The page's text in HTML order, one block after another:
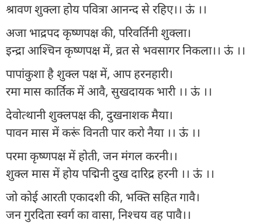
श्रावण शुक्ला होय पवित्रा आनन्द से रहिए।। ऊं ।।
अजा भाद्रपद कृष्णपक्ष की, परिवर्तिनी शुक्ला।
इन्द्रा आश्चिन कृष्णपक्ष में, व्रत से भवसागर निकला।। ऊं ।।
पापांकुशा है शुक्ल पक्ष में, आप हरनहारी।
रमा मास कार्तिक में आवै, सुखदायक भारी ।। ऊं ।।
देवोत्थानी शुक्लपक्ष की, दुखनाशक मैया।
पावन मास में करूं विनती पार करो नैया ।। ऊं ।।
परमा कृष्णपक्ष में होती, जन मंगल करनी।।
शुक्ल मास में होय पद्मिनी दुख दारिद्र हरनी ।। ऊं ।।
जो कोई आरती एकादशी की, भक्ति सहित गावै।
जन गुरदिता स्वर्ग का वासा, निश्चय वह पावै।।